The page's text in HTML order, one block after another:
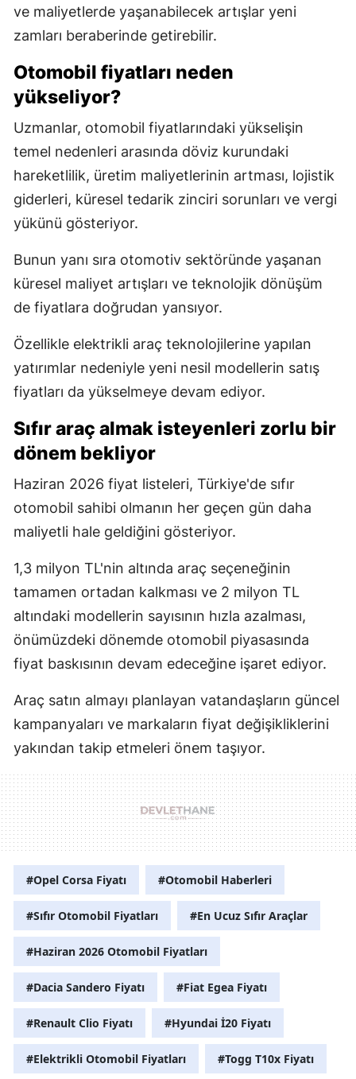
ve maliyetlerde yaşanabilecek artışlar yeni
zamları beraberinde getirebilir.
Otomobil fiyatları neden
yükseliyor?
Uzmanlar, otomobil fiyatlarındaki yükselişin
temel nedenleri arasında döviz kurundaki
hareketlilik, üretim maliyetlerinin artması, lojistik
giderleri, küresel tedarik zinciri sorunları ve vergi
yükünü gösteriyor.
Bunun yanı sıra otomotiv sektöründe yaşanan
küresel maliyet artışları ve teknolojik dönüşüm
de fiyatlara doğrudan yansıyor.
Özellikle elektrikli araç teknolojilerine yapılan
yatırımlar nedeniyle yeni nesil modellerin satış
fiyatları da yükselmeye devam ediyor.
Sıfır araç almak isteyenleri zorlu bir
dönem bekliyor
Haziran 2026 fiyat listeleri, Türkiye'de sıfır
otomobil sahibi olmanın her geçen gün daha
maliyetli hale geldiğini gösteriyor.
1,3 milyon TL'nin altında araç seçeneğinin
tamamen ortadan kalkması ve 2 milyon TL
altındaki modellerin sayısının hızla azalması,
önümüzdeki dönemde otomobil piyasasında
fiyat baskısının devam edeceğine işaret ediyor.
Araç satın almayı planlayan vatandaşların güncel
kampanyaları ve markaların fiyat değişikliklerini
yakından takip etmeleri önem taşıyor.
#Opel Corsa Fiyatı #Otomobil Haberleri
#Sıfır Otomobil Fiyatları #En Ucuz Sıfır Araçlar
#Haziran 2026 Otomobil Fiyatları
#Dacia Sandero Fiyatı #Fiat Egea Fiyatı
#Renault Clio Fiyatı #Hyundai İ20 Fiyatı
#Elektrikli Otomobil Fiyatları #Togg T10x Fiyatı